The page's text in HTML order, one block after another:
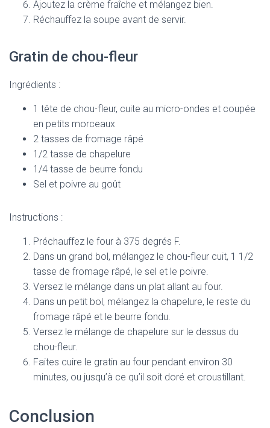
Ajoutez la crème fraîche et mélangez bien.
Réchauffez la soupe avant de servir.
Gratin de chou-fleur
Ingrédients :
1 tête de chou-fleur, cuite au micro-ondes et coupée
en petits morceaux
2 tasses de fromage râpé
1/2 tasse de chapelure
1/4 tasse de beurre fondu
Sel et poivre au goût
Instructions :
Préchauffez le four à 375 degrés F.
Dans un grand bol, mélangez le chou-fleur cuit, 1 1/2
tasse de fromage râpé, le sel et le poivre.
Versez le mélange dans un plat allant au four.
Dans un petit bol, mélangez la chapelure, le reste du
fromage râpé et le beurre fondu.
Versez le mélange de chapelure sur le dessus du
chou-fleur.
Faites cuire le gratin au four pendant environ 30
minutes, ou jusqu’à ce qu’il soit doré et croustillant.
Conclusion